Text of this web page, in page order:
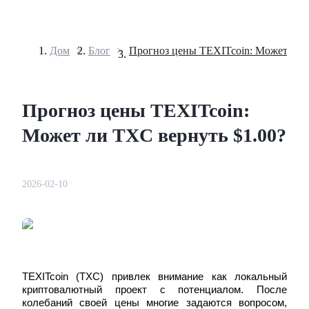
Дом > Блог >
Прогноз цены TEXITcoin:
Может ли TXC вернуть $1.00?
2026-02-10
TEXITcoin (TXC) привлек внимание как локальный
криптовалютный проект с потенциалом. После
колебаний своей цены многие задаются вопросом,